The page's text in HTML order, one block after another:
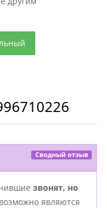
Сводный отзыв
звонят, но
являются